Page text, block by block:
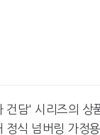
담' 시리즈의 상
식 넘버링 가정